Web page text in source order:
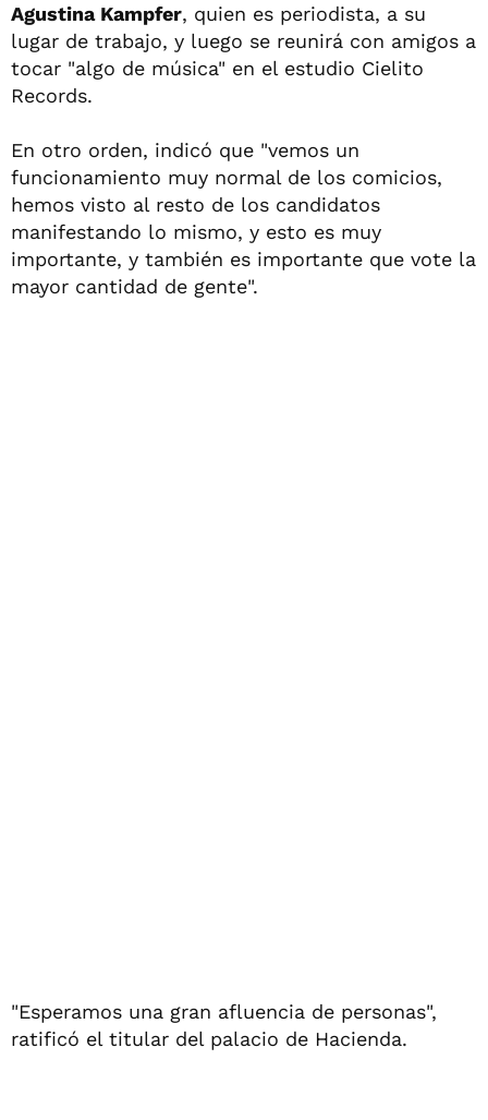
Agustina Kampfer, quien es periodista, a su
lugar de trabajo, y luego se reunirá con amigos a
tocar "algo de música" en el estudio Cielito
Records.
En otro orden, indicó que "vemos un
funcionamiento muy normal de los comicios,
hemos visto al resto de los candidatos
manifestando lo mismo, y esto es muy
importante, y también es importante que vote la
mayor cantidad de gente".
"Esperamos una gran afluencia de personas",
ratificó el titular del palacio de Hacienda.